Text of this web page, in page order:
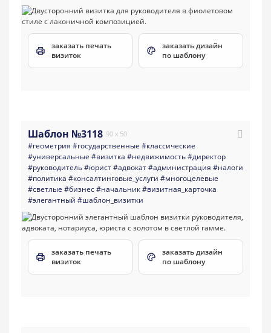
заказать печать
визиток
заказать дизайн
по шаблону
Шаблон №3118 90 x 50
#геометрия #государственные #классические
#универсальные #визитка #недвижимость#директор
#руководитель#юрист#адвокат#администрация #налоги
#политика #консалтинговые_услуги #многоцелевые
#светлые #бизнес#начальник#визитная_карточка
#элегантный #шаблон_визитки
заказать печать
визиток
заказать дизайн
по шаблону